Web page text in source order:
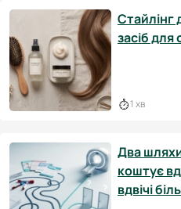
Стайлінг
засіб для
1 хв
Два
коштує
вдвічі